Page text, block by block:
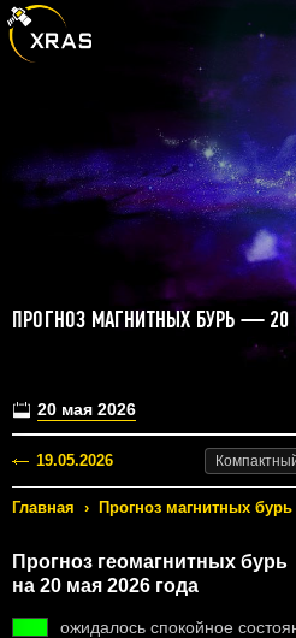
ПРОГНОЗ МАГНИТНЫХ БУРЬ — 20
20 мая 2026
19.05.2026
Главная › Прогноз магнитных бурь
Прогноз геомагнитных бурь
на 20 мая 2026 года
ожидалось спокойное